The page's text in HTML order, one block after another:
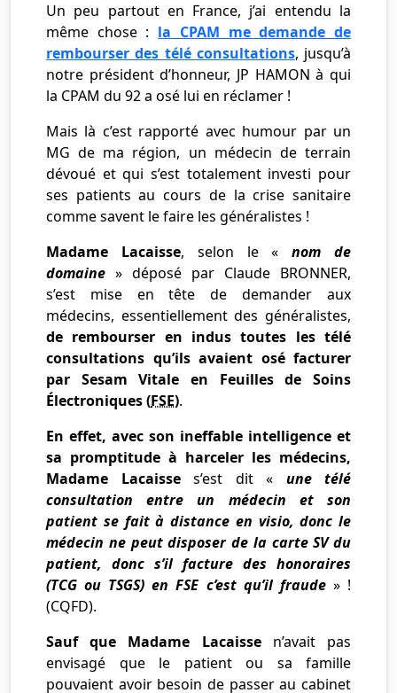
Un peu partout en France, j’ai entendu la
même chose : la CPAM me demande de
rembourser des télé consultations, jusqu’à
notre président d’honneur, JP HAMON à qui
la CPAM du 92 a osé lui en réclamer !
Mais là c’est rapporté avec humour par un
MG de ma région, un médecin de terrain
dévoué et qui s’est totalement investi pour
ses patients au cours de la crise sanitaire
comme savent le faire les généralistes !
Madame Lacaisse, selon le «nom de
domaine » déposé par Claude BRONNER,
s’est mise en tête de demander aux
médecins, essentiellement des généralistes,
de rembourser en indus toutes les télé
consultations qu’ils avaient osé facturer
par Sesam Vitale en Feuilles de Soins
Électroniques (FSE).
En effet, avec son ineffable intelligence et
sa promptitude à harceler les médecins,
Madame Lacaisses’est dit « une télé
consultation entre un médecin et son
patient se fait à distance en visio, donc le
médecin ne peut disposer de la carte SV du
patient, donc s’il facture des honoraires
(TCG ou TSGS) en FSE c’est qu’il fraude» !
(CQFD).
Sauf que Madame Lacaissen’avait pas
envisagé que le patient ou sa famille
pouvaient avoir besoin de passer au cabinet